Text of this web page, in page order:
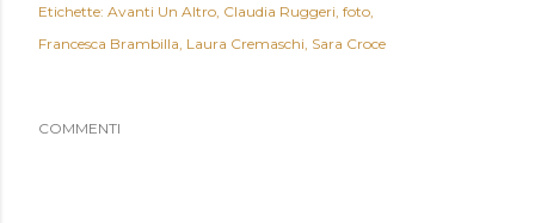
Etichette: Avanti Un Altro Claudia Ruggeri foto
Francesca Brambilla Laura Cremaschi Sara Croce
COMMENTI